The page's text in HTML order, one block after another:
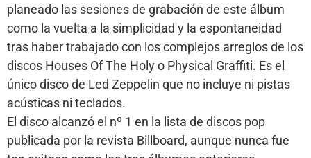
planeado las sesiones de grabación de este álbum
como la vuelta a la simplicidad y la espontaneidad
tras haber trabajado con los complejos arreglos de los
discos Houses Of The Holy o Physical Graffiti. Es el
único disco de Led Zeppelin que no incluye ni pistas
acústicas ni teclados.
El disco alcanzó el nº 1 en la lista de discos pop
publicada por la revista Billboard, aunque nunca fue